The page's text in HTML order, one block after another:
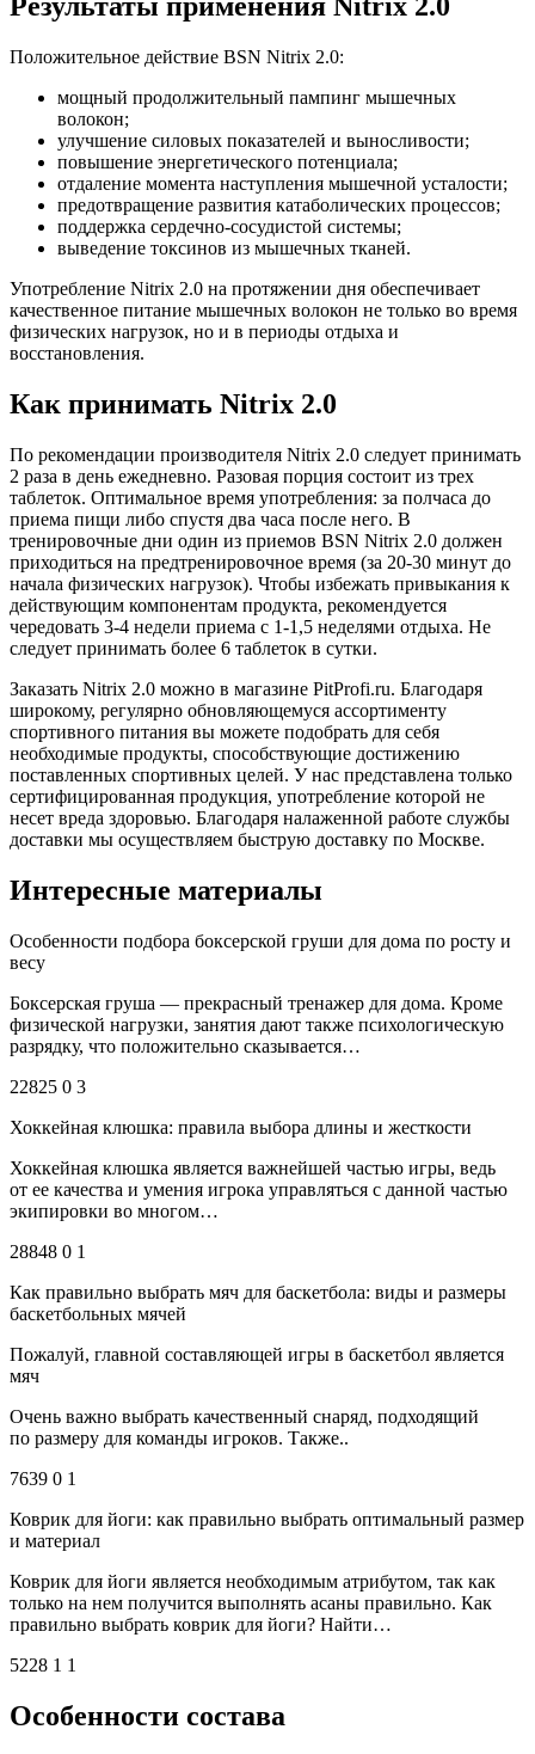
Положительное действие BSN Nitrix 2.0:
мощный продолжительный пампинг мышечных
волокон;
улучшение силовых показателей и выносливости;
повышение энергетического потенциала;
отдаление момента наступления мышечной усталости;
предотвращение развития катаболических процессов;
поддержка сердечно-сосудистой системы;
выведение токсинов из мышечных тканей.
Употребление Nitrix 2.0 на протяжении дня обеспечивает
качественное питание мышечных волокон не только во время
физических нагрузок, но и в периоды отдыха и
восстановления.
Как принимать Nitrix 2.0
По рекомендации производителя Nitrix 2.0 следует принимать
2 раза в день ежедневно. Разовая порция состоит из трех
таблеток. Оптимальное время употребления: за полчаса до
приема пищи либо спустя два часа после него. В
тренировочные дни один из приемов BSN Nitrix 2.0 должен
приходиться на предтренировочное время (за 20-30 минут до
начала физических нагрузок). Чтобы избежать привыкания к
действующим компонентам продукта, рекомендуется
чередовать 3-4 недели приема с 1-1,5 неделями отдыха. Не
следует принимать более 6 таблеток в сутки.
Заказать Nitrix 2.0 можно в магазине PitProfi.ru. Благодаря
широкому, регулярно обновляющемуся ассортименту
спортивного питания вы можете подобрать для себя
необходимые продукты, способствующие достижению
поставленных спортивных целей. У нас представлена только
сертифицированная продукция, употребление которой не
несет вреда здоровью. Благодаря налаженной работе службы
доставки мы осуществляем быструю доставку по Москве.
Интересные материалы
Особенности подбора боксерской груши для дома по росту и
весу
Боксерская груша — прекрасный тренажер для дома. Кроме
физической нагрузки, занятия дают также психологическую
разрядку, что положительно сказывается…
22825 0 3
Хоккейная клюшка: правила выбора длины и жесткости
Хоккейная клюшка является важнейшей частью игры, ведь
от ее качества и умения игрока управляться с данной частью
экипировки во многом…
28848 0 1
Как правильно выбрать мяч для баскетбола: виды и размеры
баскетбольных мячей
Пожалуй, главной составляющей игры в баскетбол является
мяч
Очень важно выбрать качественный снаряд, подходящий
по размеру для команды игроков. Также..
7639 0 1
Коврик для йоги: как правильно выбрать оптимальный размер
и материал
Коврик для йоги является необходимым атрибутом, так как
только на нем получится выполнять асаны правильно. Как
правильно выбрать коврик для йоги? Найти…
5228 1 1
Особенности состава